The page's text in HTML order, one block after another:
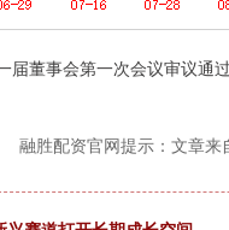
董事会第一次会议审议通
融胜配资官网提示：文章来